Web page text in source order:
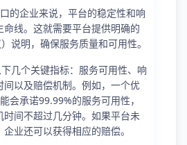
的企业来说，平台的稳定性和响
命线。这就需要平台提供明确的
说明，确保服务质量和可用性。
几个关键指标：服务可用性、响
间以及赔偿机制。例如，一个优
会承诺99.99%的服务可用性，
时间不超过几分钟。如果平台未
业还可以获得相应的赔偿。